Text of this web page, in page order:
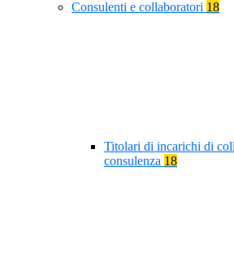
Consulenti e collaboratori 18
Titolari di incarichi di
consulenza 18